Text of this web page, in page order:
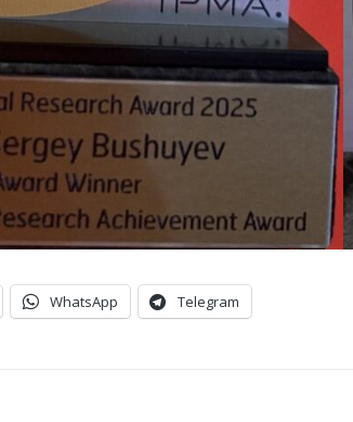
WhatsApp Telegram